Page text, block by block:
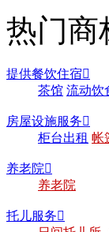
热门商
提供餐饮住宿
茶馆 流动饮
房屋设施服务
柜台出租 帐
养老院
养老院
托儿服务